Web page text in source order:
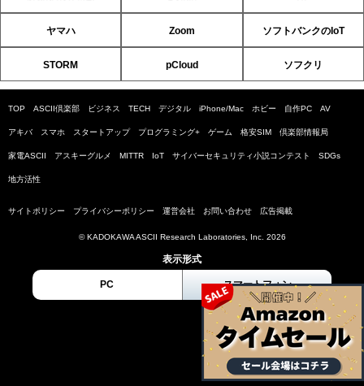
ヤマハ Zoom ソフトバンクのIoT
STORM pCloud ソフクリ
TOP ASCII倶楽部 ビジネス TECH デジタル iPhone/Mac ホビー 自作PC AV
アキバ スマホ スタートアップ プログラミング+ ゲーム 格安SIM 倶楽部情報局
家電ASCII アスキーグルメ MITTR IoT サイバーセキュリティ小説コンテスト SDGs
地方活性
サイトポリシー プライバシーポリシー 運営会社 お問い合わせ 広告掲載
© KADOKAWA ASCII Research Laboratories, Inc. 2026
表示形式
PC スマートフォン